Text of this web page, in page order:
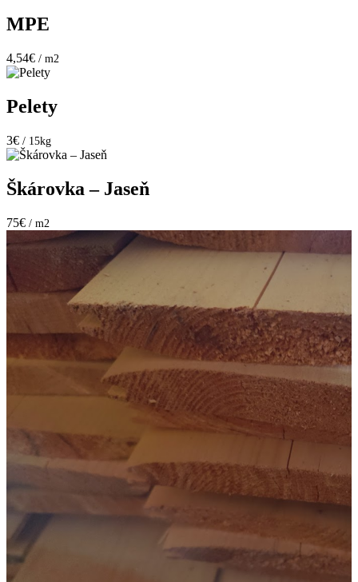
MPE
4,54€ / m2
Pelety
3€ / 15kg
Škárovka – Jaseň
75€ / m2